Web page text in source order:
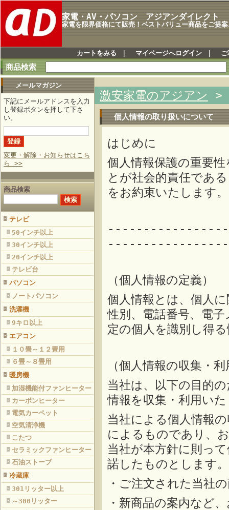
家電・AV・パソコン アジアンダイレクト
家電を限界価格にて販売！ベストバリュー商品をご提
カートをみる マイページへログイン
商品検索
メールマガジン
下記にメールアドレスを入力
し登録ボタンを押して下さ
い。
変更・解除・お知らせはこち
ら >>
商品検索
テレビ
50インチ以上
30インチ以上
20インチ以上
テレビ台
パソコン
ノートパソコン
洗濯機
9キロ以上
エアコン
１０畳～１２畳用
６畳～８畳用
暖房機
加湿機能付ファンヒーター
カーボンヒーター
電気カーペット
空気清浄機
こたつ
セラミックファンヒーター
石油ストーブ
冷蔵庫
301リッター以上
～300リッター
激安家電のアジアン >
個人情報の取り扱いについて
はじめに
個人情報保護の重要
とが社会的責任であ
をお約束いたします。
（個人情報の定義）
個人情報とは、個人
性別、電話番号、電
定の個人を識別し得
（個人情報の収集・
当社は、以下の目的
情報を収集・利用い
当社による個人情報
によるものであり、
当社が本方針に則っ
諾したものとします。
・ご注文された当社
・新商品の案内など